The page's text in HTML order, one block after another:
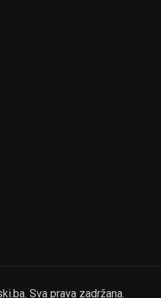
. Sva prava zadržana.